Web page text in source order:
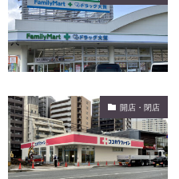
開店・閉店